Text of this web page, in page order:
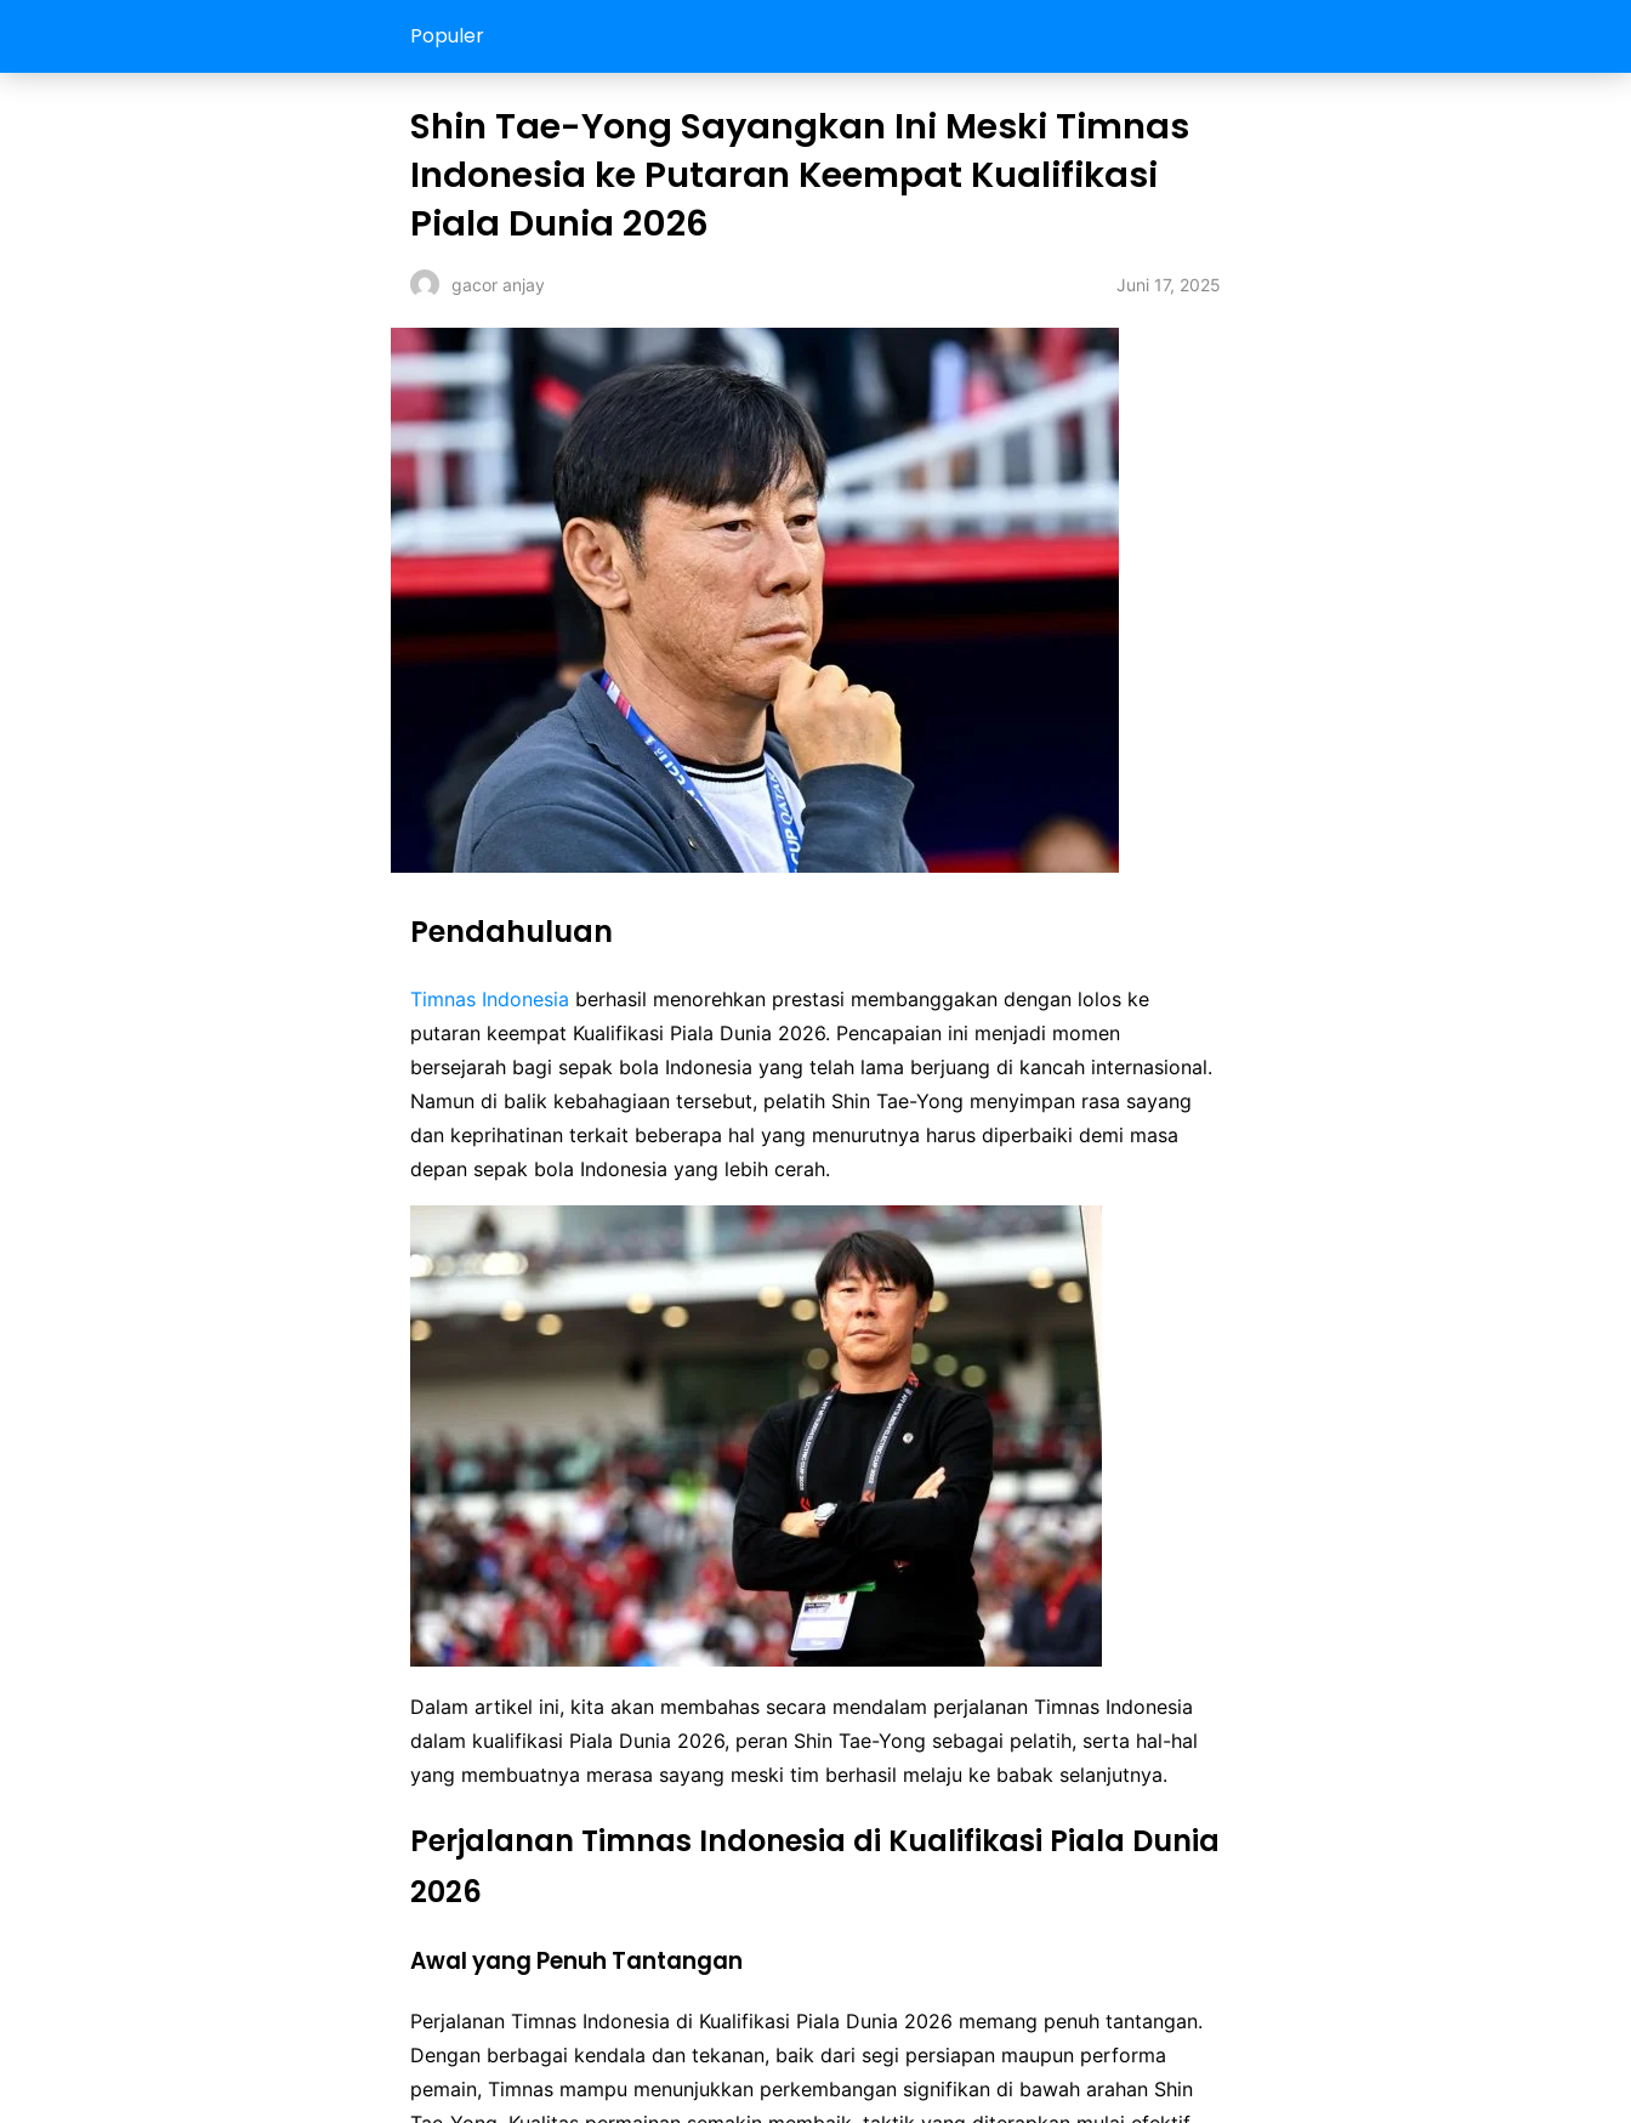
Populer
Shin Tae-Yong Sayangkan Ini Meski Timnas
Indonesia ke Putaran Keempat Kualifikasi
Piala Dunia 2026
gacor anjay Juni 17, 2025
Pendahuluan
Timnas Indonesia berhasil menorehkan prestasi membanggakan dengan lolos ke
putaran keempat Kualifikasi Piala Dunia 2026. Pencapaian ini menjadi momen
bersejarah bagi sepak bola Indonesia yang telah lama berjuang di kancah internasional.
Namun di balik kebahagiaan tersebut, pelatih Shin Tae-Yong menyimpan rasa sayang
dan keprihatinan terkait beberapa hal yang menurutnya harus diperbaiki demi masa
depan sepak bola Indonesia yang lebih cerah.
Dalam artikel ini, kita akan membahas secara mendalam perjalanan Timnas Indonesia
dalam kualifikasi Piala Dunia 2026, peran Shin Tae-Yong sebagai pelatih, serta hal-hal
yang membuatnya merasa sayang meski tim berhasil melaju ke babak selanjutnya.
Perjalanan Timnas Indonesia di Kualifikasi Piala Dunia
2026
Awal yang Penuh Tantangan
Perjalanan Timnas Indonesia di Kualifikasi Piala Dunia 2026 memang penuh tantangan.
Dengan berbagai kendala dan tekanan, baik dari segi persiapan maupun performa
pemain, Timnas mampu menunjukkan perkembangan signifikan di bawah arahan Shin